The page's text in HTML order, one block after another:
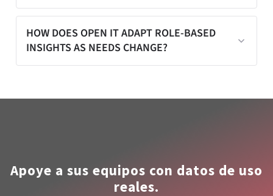
engineering, finance, procurement, and
compliance teams.
Shared metrics and standardized
reporting reduce conflicting
interpretations and align stakeholders
HOW DOES OPEN IT ADAPT ROLE-BASED
INSIGHTS AS NEEDS CHANGE?
Apoye a sus equipos con datos de uso
reales.